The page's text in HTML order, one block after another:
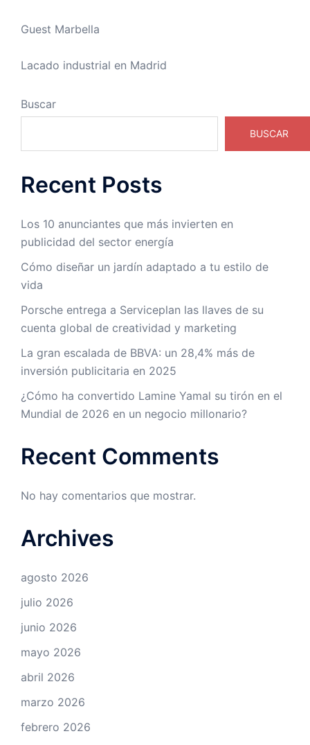
Guest Marbella
Lacado industrial en Madrid
Buscar
BUSCAR
Recent Posts
Los 10 anunciantes que más invierten en
publicidad del sector energía
Cómo diseñar un jardín adaptado a tu estilo de
vida
Porsche entrega a Serviceplan las llaves de su
cuenta global de creatividad y marketing
La gran escalada de BBVA: un 28,4% más de
inversión publicitaria en 2025
¿Cómo ha convertido Lamine Yamal su tirón en el
Mundial de 2026 en un negocio millonario?
Recent Comments
No hay comentarios que mostrar.
Archives
agosto 2026
julio 2026
junio 2026
mayo 2026
abril 2026
marzo 2026
febrero 2026